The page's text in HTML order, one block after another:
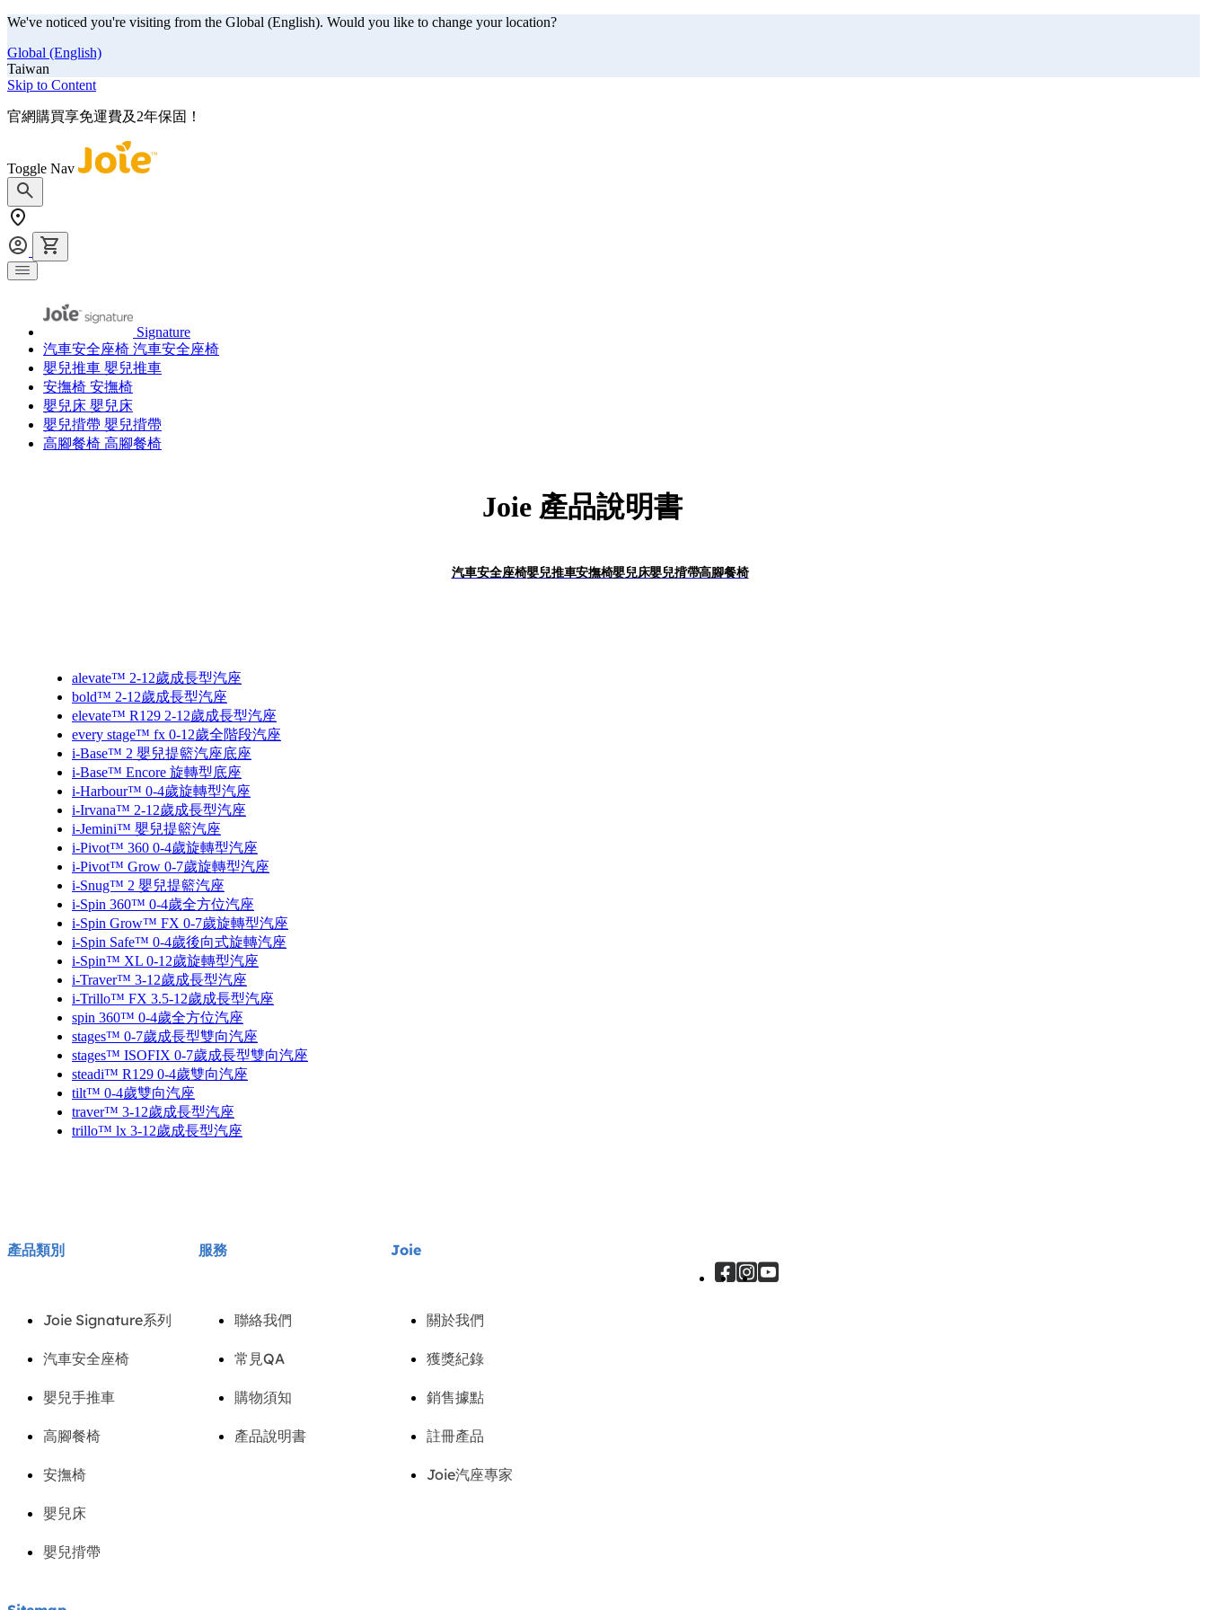
We've noticed you're visiting from the Global (English). Would you like to change your location?
Global (English)
Taiwan
Skip to Content
官網購買享免運費及2年保固！
Toggle Nav
Signature
汽車安全座椅 汽車安全座椅
嬰兒推車 嬰兒推車
安撫椅 安撫椅
嬰兒床 嬰兒床
嬰兒揹帶 嬰兒揹帶
高腳餐椅 高腳餐椅
Joie 產品說明書
汽車安全座椅嬰兒推車安撫椅嬰兒床嬰兒揹帶高腳餐椅
alevate™ 2-12歲成長型汽座
bold™ 2-12歲成長型汽座
elevate™ R129 2-12歲成長型汽座
every stage™ fx 0-12歲全階段汽座
i-Base™ 2 嬰兒提籃汽座底座
i-Base™ Encore 旋轉型底座
i-Harbour™ 0-4歲旋轉型汽座
i-Irvana™ 2-12歲成長型汽座
i-Jemini™ 嬰兒提籃汽座
i-Pivot™ 360 0-4歲旋轉型汽座
i-Pivot™ Grow 0-7歲旋轉型汽座
i-Snug™ 2 嬰兒提籃汽座
i-Spin 360™ 0-4歲全方位汽座
i-Spin Grow™ FX 0-7歲旋轉型汽座
i-Spin Safe™ 0-4歲後向式旋轉汽座
i-Spin™ XL 0-12歲旋轉型汽座
i-Traver™ 3-12歲成長型汽座
i-Trillo™ FX 3.5-12歲成長型汽座
spin 360™ 0-4歲全方位汽座
stages™ 0-7歲成長型雙向汽座
stages™ ISOFIX 0-7歲成長型雙向汽座
steadi™ R129 0-4歲雙向汽座
tilt™ 0-4歲雙向汽座
traver™ 3-12歲成長型汽座
trillo™ lx 3-12歲成長型汽座
產品類別
Joie Signature系列
汽車安全座椅
嬰兒手推車
高腳餐椅
安撫椅
嬰兒床
嬰兒揹帶
服務
聯絡我們
常見QA
購物須知
產品說明書
Joie
關於我們
獲獎紀錄
銷售據點
註冊產品
Joie汽座專家